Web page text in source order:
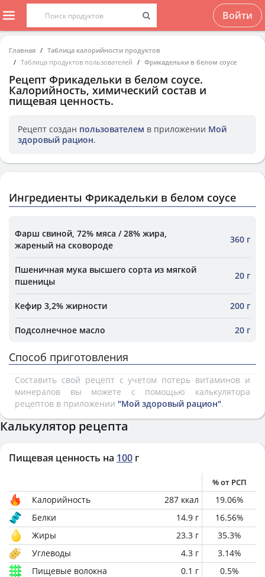
Войти
Главная
Таблица калорийности продуктов
Таблица продуктов пользователей
Фрикадельки в белом соусе
Рецепт Фрикадельки в белом соусе.
Калорийность, химический состав и
пищевая ценность.
Рецепт создан пользователем в приложении Мой
здоровый рацион.
Ингредиенты Фрикадельки в белом соусе
Фарш свиной, 72% мяса / 28% жира,
жареный на сковороде
360 г
Пшеничная мука высшего сорта из мягкой
пшеницы
20 г
Кефир 3,2% жирности 200 г
Подсолнечное масло 20 г
Способ приготовления
Составить свой рецепт с учетом потерь витаминов и
минералов вы можете с помощью калькулятора
рецептов в приложении "Мой здоровый рацион".
Калькулятор рецепта
Пищевая ценность на 100 г
% от РСП
Калорийность 287 ккал 19.06%
Белки
14.9 г 16.56%
Жиры
23.3 г 35.3%
Углеводы
4.3 г 3.14%
Пищевые волокна
0.1 г 0.5%